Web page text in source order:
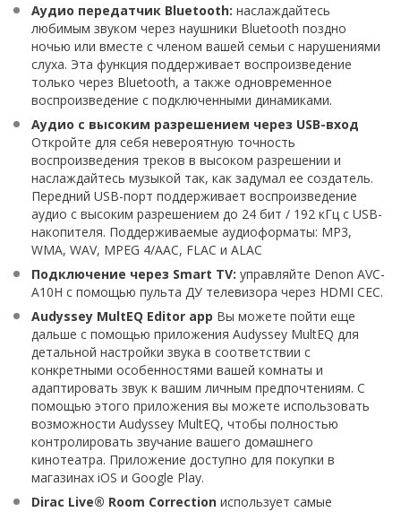
Аудио передатчик Bluetooth: наслаждайтесь
любимым звуком через наушники Bluetooth поздно
ночью или вместе с членом вашей семьи с нарушениями
слуха. Эта функция поддерживает воспроизведение
только через Bluetooth, а также одновременное
воспроизведение с подключенными динамиками.
Аудио с высоким разрешением через USB-вход
Откройте для себя невероятную точность
воспроизведения треков в высоком разрешении и
наслаждайтесь музыкой так, как задумал ее создатель.
Передний USB-порт поддерживает воспроизведение
аудио с высоким разрешением до 24 бит / 192 кГц с USB-
накопителя. Поддерживаемые аудиоформаты: MP3,
WMA, WAV, MPEG 4/AAC, FLAC и ALAC
Подключение через Smart TV: управляйте Denon AVC-
A10H с помощью пульта ДУ телевизора через HDMI CEC.
Audyssey MultEQ Editor app Вы можете пойти еще
дальше с помощью приложения Audyssey MultEQ для
детальной настройки звука в соответствии с
конкретными особенностями вашей комнаты и
адаптировать звук к вашим личным предпочтениям. С
помощью этого приложения вы можете использовать
возможности Audyssey MultEQ, чтобы полностью
контролировать звучание вашего домашнего
кинотеатра. Приложение доступно для покупки в
магазинах iOS и Google Play.
Dirac Live® Room Correction использует самые